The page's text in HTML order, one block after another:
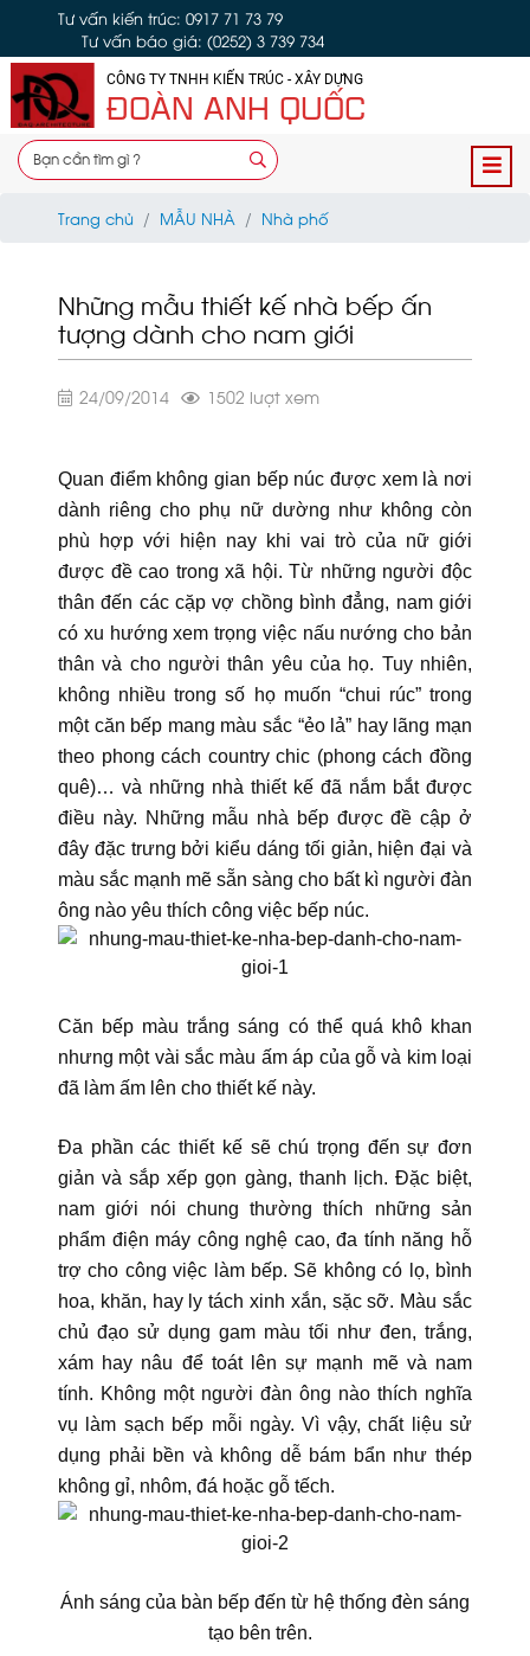
Tư vấn kiến trúc: 0917 71 73 79
Tư vấn báo giá: (0252) 3 739 734
CÔNG TY TNHH KIẾN TRÚC - XÂY DỰNG
ĐOÀN ANH QUỐC
Trang chủ MẪU NHÀ Nhà phố
Những mẫu thiết kế nhà bếp ấn
tượng dành cho nam giới
24/09/2014 1502 lượt xem
Quan điểm không gian bếp núc được xem là nơi
dành riêng cho phụ nữ dường như không còn
phù hợp với hiện nay khi vai trò của nữ giới
được đề cao trong xã hội. Từ những người độc
thân đến các cặp vợ chồng bình đẳng, nam giới
có xu hướng xem trọng việc nấu nướng cho bản
thân và cho người thân yêu của họ. Tuy nhiên,
không nhiều trong số họ muốn “chui rúc” trong
một căn bếp mang màu sắc “ẻo lả” hay lãng mạn
theo phong cách country chic (phong cách đồng
quê)… và những nhà thiết kế đã nắm bắt được
điều này. Những mẫu nhà bếp được đề cập ở
đây đặc trưng bởi kiểu dáng tối giản, hiện đại và
màu sắc mạnh mẽ sẵn sàng cho bất kì người đàn
ông nào yêu thích công việc bếp núc.
Căn bếp màu trắng sáng có thể quá khô khan
nhưng một vài sắc màu ấm áp của gỗ và kim loại
đã làm ấm lên cho thiết kế này.
Đa phần các thiết kế sẽ chú trọng đến sự đơn
giản và sắp xếp gọn gàng, thanh lịch. Đặc biệt,
nam giới nói chung thường thích những sản
phẩm điện máy công nghệ cao, đa tính năng hỗ
trợ cho công việc làm bếp. Sẽ không có lọ, bình
hoa, khăn, hay ly tách xinh xắn, sặc sỡ. Màu sắc
chủ đạo sử dụng gam màu tối như đen, trắng,
xám hay nâu để toát lên sự mạnh mẽ và nam
tính. Không một người đàn ông nào thích nghĩa
vụ làm sạch bếp mỗi ngày. Vì vậy, chất liệu sử
dụng phải bền và không dễ bám bẩn như thép
không gỉ, nhôm, đá hoặc gỗ tếch.
Ánh sáng của bàn bếp đến từ hệ thống đèn sáng
tạo bên trên.